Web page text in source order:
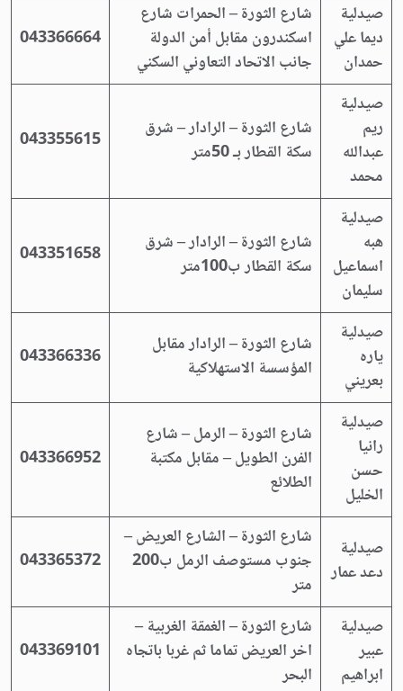
صيدلية
ديما علي
حمدان
شارع الثورة – الحمرات شارع
اسكندرون مقابل أمن الدولة
جانب الاتحاد التعاوني السكني
043366664
صيدلية
ريم
عبدالله
محمد
شارع الثورة – الرادار – شرق
سكة القطار بـ 50متر
043355615
صيدلية
هبه
اسماعيل
سليمان
شارع الثورة – الرادار – شرق
سكة القطار ب100متر
043351658
صيدلية
ياره
بعريني
شارع الثورة – الرادار مقابل
المؤسسة الاستهلاكية
043366336
صيدلية
رانيا
حسن
الخليل
شارع الثورة – الرمل – شارع
الفرن الطويل – مقابل مكتبة
الطلائع
043366952
صيدلية
دعد عمار
شارع الثورة – الشارع العريض –
جنوب مستوصف الرمل ب200
متر
043365372
صيدلية
عبير
ابراهيم
شارع الثورة – الغمقة الغربية –
اخر العريض تماما ثم غربا باتجاه
البحر
043369101